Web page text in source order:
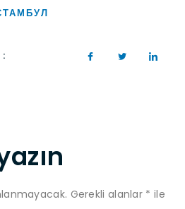
Gerekli alanlar * ile